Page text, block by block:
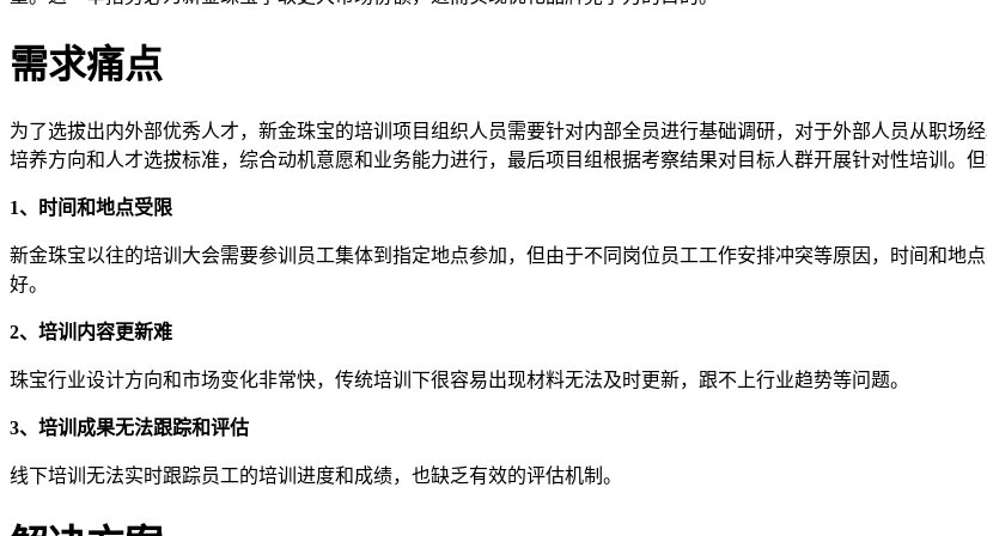
需求痛点
为了选拔出内外部优秀人才，新金珠宝的培训项目组织人员需要针对内部全员进行基础调研，对于外部人员从职场
培养方向和人才选拔标准，综合动机意愿和业务能力进行，最后项目组根据考察结果对目标人群开展针对性培训。
1、时间和地点受限
新金珠宝以往的培训大会需要参训员工集体到指定地点参加，但由于不同岗位员工工作安排冲突等原因，时间和地
好。
2、培训内容更新难
珠宝行业设计方向和市场变化非常快，传统培训下很容易出现材料无法及时更新，跟不上行业趋势等问题。
3、培训成果无法跟踪和评估
线下培训无法实时跟踪员工的培训进度和成绩，也缺乏有效的评估机制。